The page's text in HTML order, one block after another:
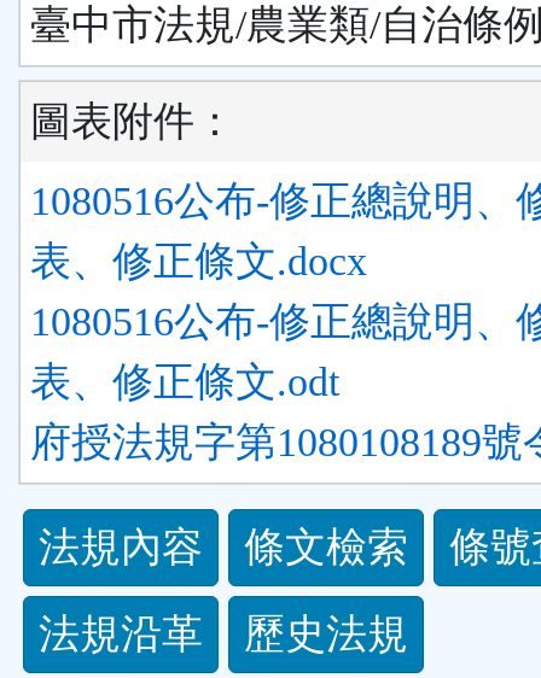
臺中市法規/農業類/自治條
圖表附件：
1080516公布-修正總說明、
表、修正條文.docx
1080516公布-修正總說明、
表、修正條文.odt
府授法規字第1080108189號
法
規
功
法規內容 條文檢索
條
法規沿革
歷史法規